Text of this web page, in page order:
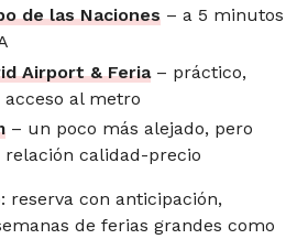
de las Naciones – a 5 minutos
Airport & Feria– práctico,
al metro
– un poco más alejado, pero
relación calidad-precio
reserva con anticipación,
de ferias grandes como